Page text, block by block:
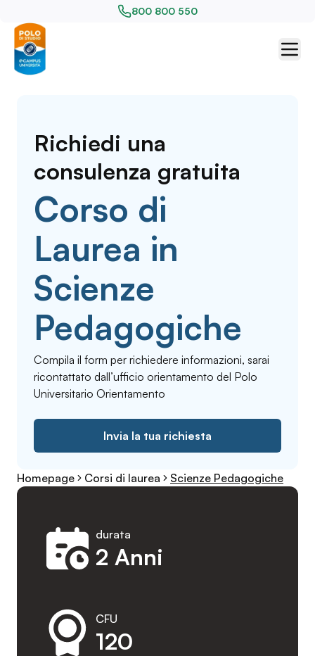
800 800 550
Richiedi una
consulenza gratuita
Corso di
Laurea in
Scienze
Pedagogiche
Compila il form per richiedere informazioni, sarai
ricontattato dall’ufficio orientamento del Polo
Universitario Orientamento
Invia la tua richiesta
Homepage Corsi di laurea Scienze Pedagogiche
2 Anni
durata
120
CFU